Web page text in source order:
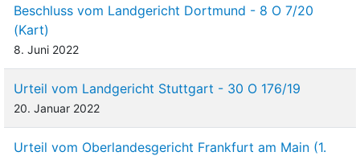
Beschluss vom Landgericht Dortmund - 8 O 7/20
(Kart)
8. Juni 2022
Urteil vom Landgericht Stuttgart - 30 O 176/19
20. Januar 2022
Urteil vom Oberlandesgericht Frankfurt am Main (1.